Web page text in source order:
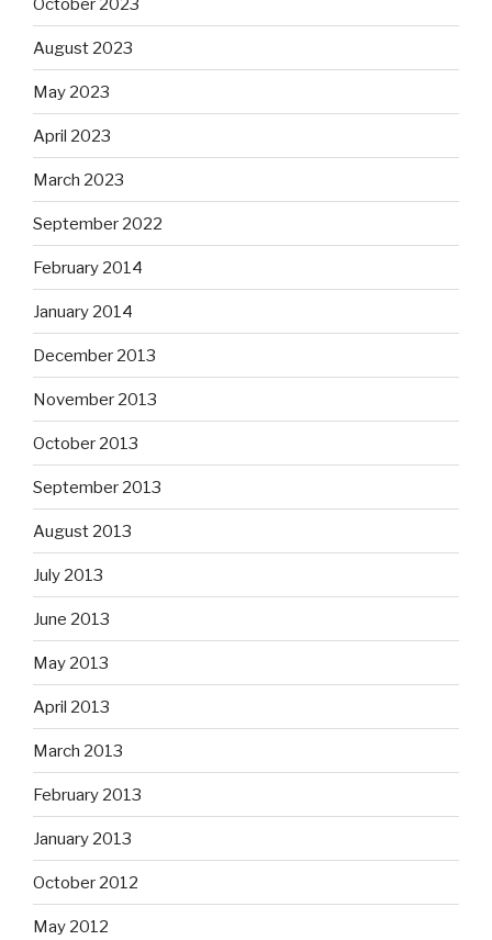
October 2023
August 2023
May 2023
April 2023
March 2023
September 2022
February 2014
January 2014
December 2013
November 2013
October 2013
September 2013
August 2013
July 2013
June 2013
May 2013
April 2013
March 2013
February 2013
January 2013
October 2012
May 2012